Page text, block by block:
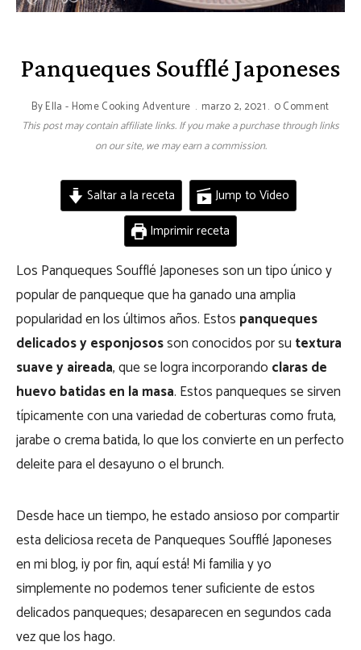
Panqueques Soufflé Japoneses
ByElla - Home Cooking Adventure marzo 2, 2021 0 Comment
This post may contain affiliate links. If you make a purchase through links
on our site, we may earn a commission.
Saltar a la receta
Jump to Video
Imprimir receta
Los Panqueques Soufflé Japoneses son un tipo único y
popular de panqueque que ha ganado una amplia
popularidad en los últimos años. Estos panqueques
delicados y esponjososson conocidos por su textura
suave y aireada, que se logra incorporando claras de
huevo batidas en la masa. Estos panqueques se sirven
típicamente con una variedad de coberturas como fruta,
jarabe o crema batida, lo que los convierte en un perfecto
deleite para el desayuno o el brunch.
Desde hace un tiempo, he estado ansioso por compartir
esta deliciosa receta de Panqueques Soufflé Japoneses
en mi blog, ¡y por fin, aquí está! Mi familia y yo
simplemente no podemos tener suficiente de estos
delicados panqueques; desaparecen en segundos cada
vez que los hago.